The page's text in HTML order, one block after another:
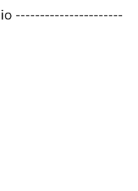
----------------------